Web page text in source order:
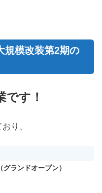
規模改装第2期の
です！
り、
グランドオープン）